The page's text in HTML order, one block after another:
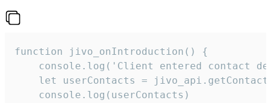
function jivo_onIntroduction() {
console.log('Client entered contact
let userContacts =
    console.log(userContacts)